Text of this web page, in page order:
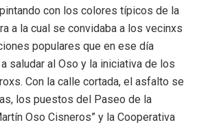
con los colores típicos de la
a la cual se convidaba a los vecinxs
populares que en ese día
saludar al Oso y la iniciativa de los
Con la calle cortada, el asfalto se
los puestos del Paseo de la
Oso Cisneros” y la Cooperativa